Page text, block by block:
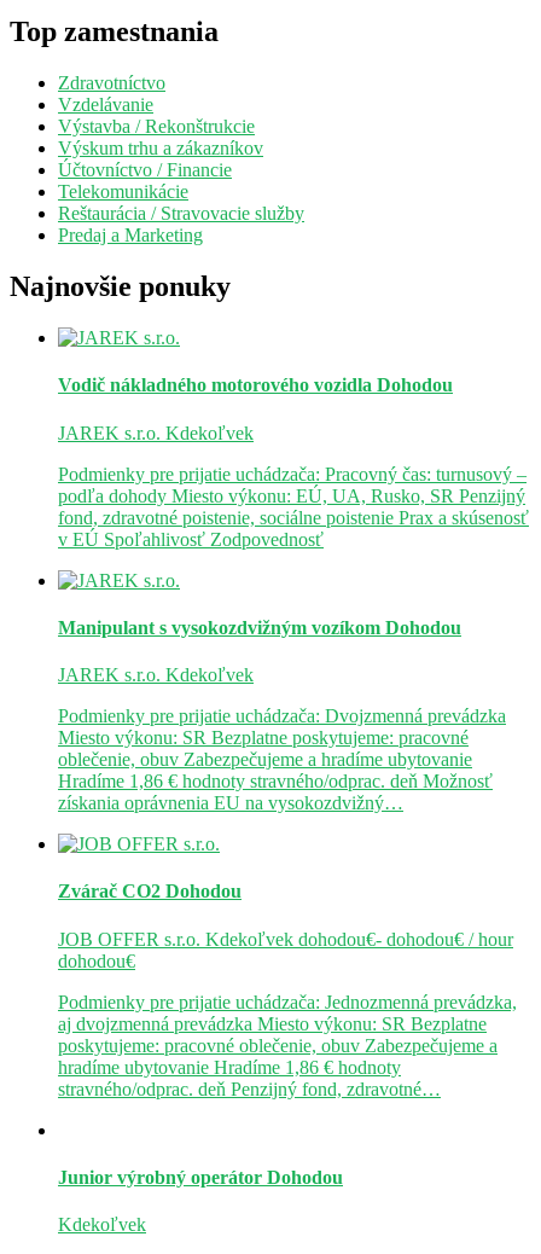
Top zamestnania
Zdravotníctvo
Vzdelávanie
Výstavba / Rekonštrukcie
Výskum trhu a zákazníkov
Účtovníctvo / Financie
Telekomunikácie
Reštaurácia / Stravovacie služby
Predaj a Marketing
Najnovšie ponuky
Vodič nákladného motorového vozidla Dohodou
JAREK s.r.o. Kdekoľvek
Podmienky pre prijatie uchádzača: Pracovný čas: turnusový –
podľa dohody Miesto výkonu: EÚ, UA, Rusko, SR Penzijný
fond, zdravotné poistenie, sociálne poistenie Prax a skúsenosť
v EÚ Spoľahlivosť Zodpovednosť
Manipulant s vysokozdvižným vozíkom Dohodou
JAREK s.r.o. Kdekoľvek
Podmienky pre prijatie uchádzača: Dvojzmenná prevádzka
Miesto výkonu: SR Bezplatne poskytujeme: pracovné
oblečenie, obuv Zabezpečujeme a hradíme ubytovanie
Hradíme 1,86 € hodnoty stravného/odprac. deň Možnosť
získania oprávnenia EU na vysokozdvižný…
Zvárač CO2 Dohodou
JOB OFFER s.r.o. Kdekoľvek dohodou€- dohodou€ / hour
dohodou€
Podmienky pre prijatie uchádzača: Jednozmenná prevádzka,
aj dvojzmenná prevádzka Miesto výkonu: SR Bezplatne
poskytujeme: pracovné oblečenie, obuv Zabezpečujeme a
hradíme ubytovanie Hradíme 1,86 € hodnoty
stravného/odprac. deň Penzijný fond, zdravotné…
Junior výrobný operátor Dohodou
Kdekoľvek